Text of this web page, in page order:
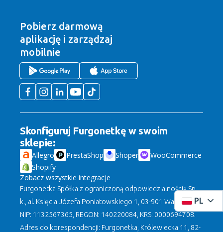
PL
Pobierz darmową
aplikację i zarządzaj
mobilnie
Skonfiguruj Furgonetkę w swoim
sklepie:
Allegro PrestaShop Shoper
WooCommerce
Shopify
Zobacz wszystkie integracje
Furgonetka Spółka z ograniczoną odpowiedzialnością Sp.
k., al. Księcia Józefa Poniatowskiego 1, 03-901 Warszawa,
NIP: 1132567365, REGON: 140220084, KRS: 0000694708.
Adres do korespondencji: Furgonetka, Królewiecka 11, 82-